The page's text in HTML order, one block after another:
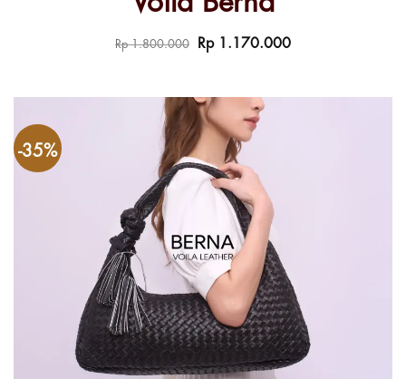
Rp1.800.000
Harga
aslinya
Rp1.170.000Harga
Rp 1.170.000.
-35%